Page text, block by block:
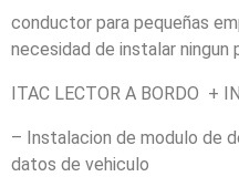
conductor para pequeñas
necesidad de instalar ningun
ITAC LECTOR A BORDO +
– Instalacion de modulo de
datos de vehiculo